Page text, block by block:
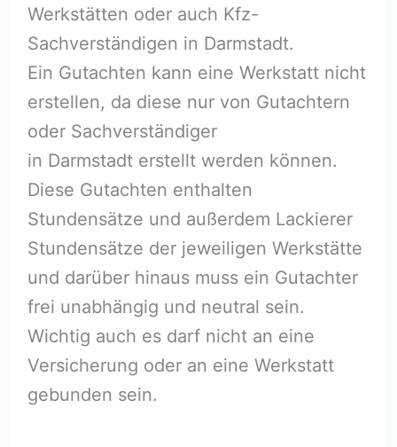
Werkstätten oder auch Kfz-
Sachverständigen in Darmstadt.
Ein Gutachten kann eine Werkstatt nicht
erstellen, da diese nur von Gutachtern
oder Sachverständiger
in Darmstadt erstellt werden können.
Diese Gutachten enthalten
Stundensätze und außerdem Lackierer
Stundensätze der jeweiligen Werkstätte
und darüber hinaus muss ein Gutachter
frei unabhängig und neutral sein.
Wichtig auch es darf nicht an eine
Versicherung oder an eine Werkstatt
gebunden sein.